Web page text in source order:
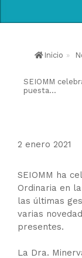
Inicio »
SEIOMM
puesta...
2 enero 2021
SEIOMM ha
Ordinaria en
las últimas
varias
presentes.
La Dra.